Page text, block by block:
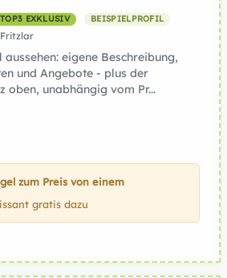
TOP3 EXKLUSIV BEISPIELPROFIL
eigene Beschreibung,
und Angebote - plus der
oben, unabhängig vom Pr...
zum Preis von einem
gratis dazu